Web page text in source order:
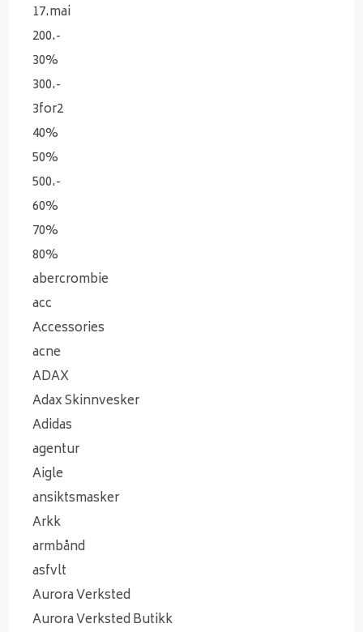
17.mai
200.-
30%
300.-
3for2
40%
50%
500.-
60%
70%
80%
abercrombie
acc
Accessories
acne
ADAX
Adax Skinnvesker
Adidas
agentur
Aigle
ansiktsmasker
Arkk
armbånd
asfvlt
Aurora Verksted
Aurora Verksted Butikk